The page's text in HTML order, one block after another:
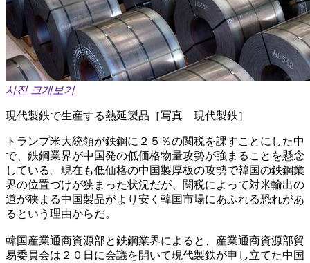
사진 크게보기
現代製鉄で生産する熱延製品［写真 現代製鉄］
トランプ米大統領が鉄鋼に２５％の関税を課すことにした中
で、鉄鋼業界が中国発の低価格物量攻勢が強まることを懸念
している。現在も低価格の中国製厚板の攻勢で韓国の鉄鋼業
界の位置づけが狭まった状況だが、関税によって対米輸出の
道が狭まる中国製品がより安く韓国市場にあふれる恐れがあ
るという理由からだ。
韓国産業通商資源部と鉄鋼業界によると、産業通商資源部貿
易委員会は２０日に会議を開いて現代製鉄が申し立てた中国